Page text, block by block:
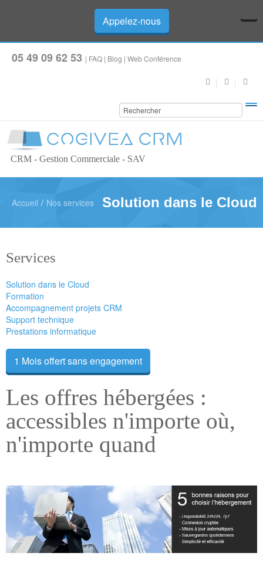
Appelez-nous
05 49 09 62 53 | FAQ | Blog | Web Conférence
CRM - Gestion Commerciale - SAV
Accueil / Nos services Solution dans le Cloud
Services
Solution dans le Cloud
Formation
Accompagnement projets CRM
Support technique
Prestations informatique
1 Mois offert sans engagement
Les offres hébergées :
accessibles n'importe où,
n'importe quand